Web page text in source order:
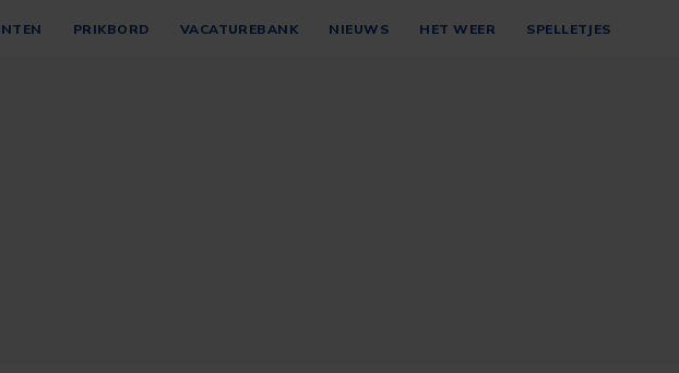
PRIKBORD VACATUREBANK NIEUWS HET WEER SPELLETJES